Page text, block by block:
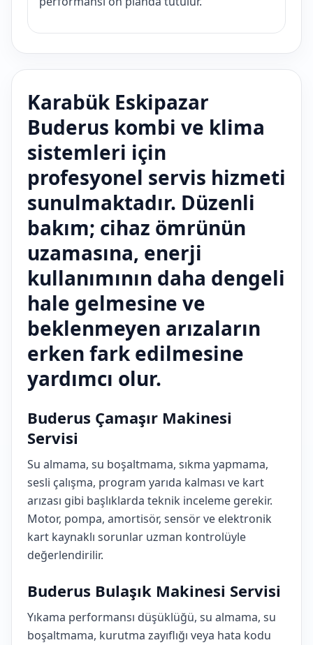
Karabük Eskipazar
Buderus kombi ve klima
sistemleri için
profesyonel servis hizmeti
sunulmaktadır. Düzenli
bakım; cihaz ömrünün
uzamasına, enerji
kullanımının daha dengeli
hale gelmesine ve
beklenmeyen arızaların
erken fark edilmesine
yardımcı olur.
Buderus Çamaşır Makinesi
Servisi
Su almama, su boşaltmama, sıkma yapmama,
sesli çalışma, program yarıda kalması ve kart
arızası gibi başlıklarda teknik inceleme gerekir.
Motor, pompa, amortisör, sensör ve elektronik
kart kaynaklı sorunlar uzman kontrolüyle
değerlendirilir.
Buderus Bulaşık Makinesi Servisi
Yıkama performansı düşüklüğü, su almama, su
boşaltmama, kurutma zayıflığı veya hata kodu